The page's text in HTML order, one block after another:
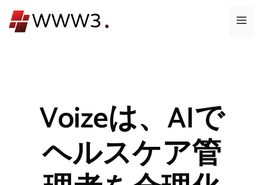
ン
メ
Voizeは、AIで
ヘルスケア管